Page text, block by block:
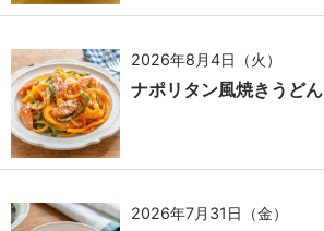
2026年8月4日（火）
ナポリタン風焼きうどん
2026年7月31日（金）